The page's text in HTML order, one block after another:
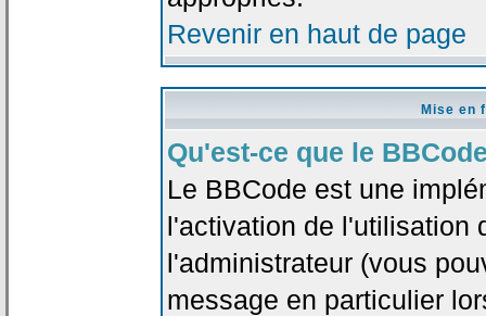
Revenir en haut de page
Mise en
Qu'est-ce que le
Le BBCode est une
l'activation de l'utilisation
l'administrateur (vous
message en particulier